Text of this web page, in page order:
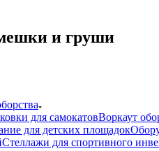
и груши
для самокатовВоркаут
для детских площадок
Стеллажи для спортивного